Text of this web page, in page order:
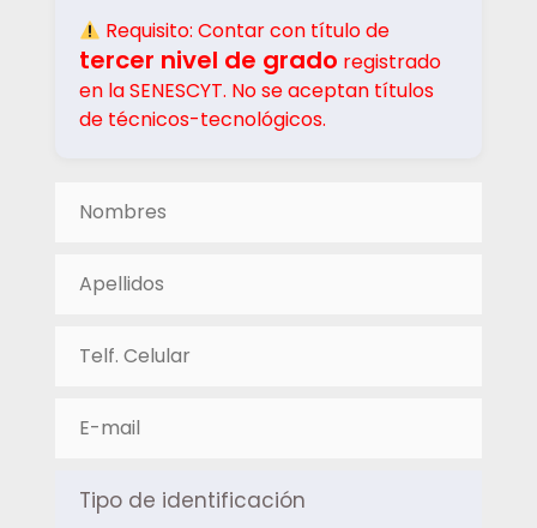
Requisito: Contar con título de
tercer nivel de grado registrado
en la SENESCYT. No se aceptan títulos
de técnicos-tecnológicos.